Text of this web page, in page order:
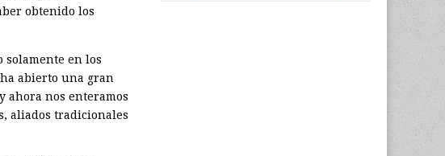
obtenido los
solamente en los
abierto una gran
ahora nos enteramos
aliados tradicionales